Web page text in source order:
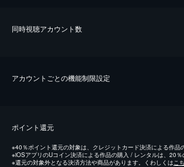
同時視聴アカウント数
アカウントごとの機能制限設定
ポイント還元
※40％ポイント還元の対象は、クレジットカード決済による作品
※iOSアプリのUコイン決済による作品の購入 / レンタルは、20％
※還元の対象外となる決済方法や商品があります。くわしくは こ